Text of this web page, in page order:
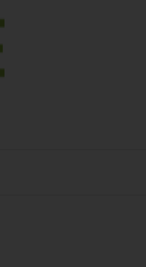
SAIN À